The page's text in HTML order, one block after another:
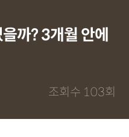
까? 3개월 안에
조회수 103회